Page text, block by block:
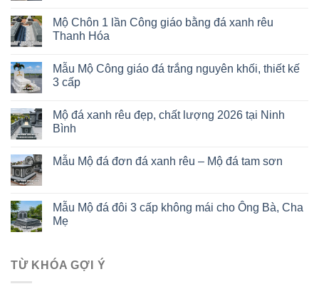
Mộ Chôn 1 lần Công giáo bằng đá xanh rêu
Thanh Hóa
Mẫu Mộ Công giáo đá trắng nguyên khối, thiết kế
3 cấp
Mộ đá xanh rêu đẹp, chất lượng 2026 tại Ninh
Bình
Mẫu Mộ đá đơn đá xanh rêu – Mộ đá tam sơn
Mẫu Mộ đá đôi 3 cấp không mái cho Ông Bà, Cha
Mẹ
TỪ KHÓA GỢI Ý